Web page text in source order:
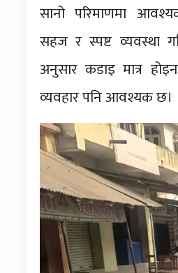
सानो परिमाणमा
सहज र स्पष्ट व्यवस्था
अनुसार कडाइ मात्र
व्यवहार पनि आवश्यक छ।